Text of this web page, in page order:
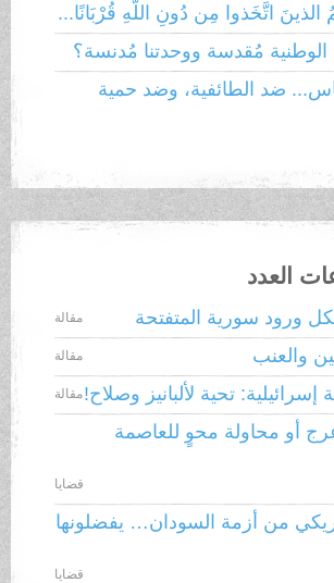
اتَّخَذوا مِن دُونِ اللَّهِ قُرْبَانًا...
مُقدسة ووحدتنا مُدنسة؟
ضد الطائفية، وضد حمية
العدد
ورود سورية المتفتحة مقالة
والعنب مقالة
تحية لألبانيز وصلاح!مقالة
أو محاولة محوٍ للعاصمة
قضايا
من أزمة السودان… يفضلونها
قضايا